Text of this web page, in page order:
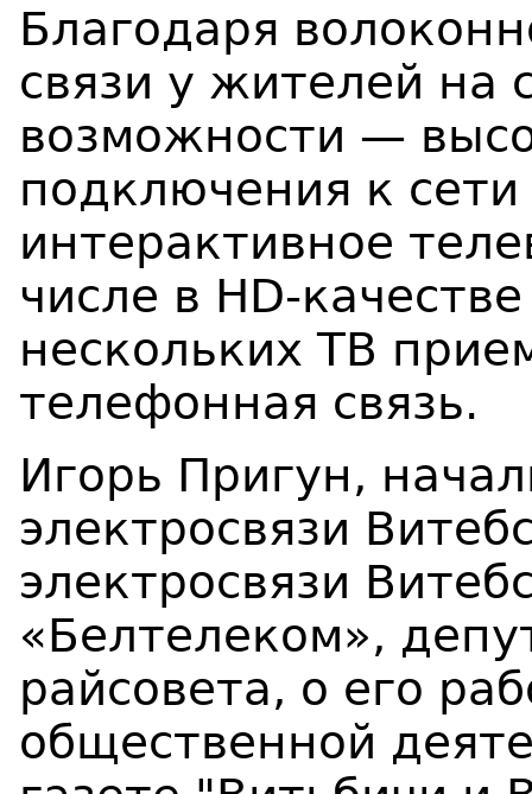
Благодаря
связи у жителей на
возможности —
подключения к
интерактивное
числе в HD-
нескольких ТВ
телефонная связь.
Игорь Пригун,
электросвязи
электросвязи
«Белтелеком»,
райсовета, о его
общественной